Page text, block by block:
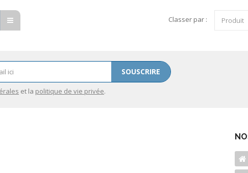
Classer par : Produit
SOUSCRIRE
et la politique de vie privée.